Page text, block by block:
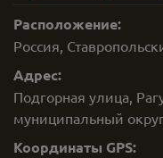
Расположение:
Россия,
Адрес:
Подгорная улица,
муниципальный
Координаты GPS: